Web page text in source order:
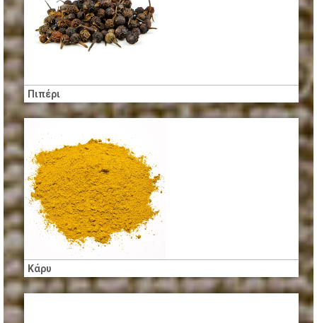
Πιπέρι
Κάρυ